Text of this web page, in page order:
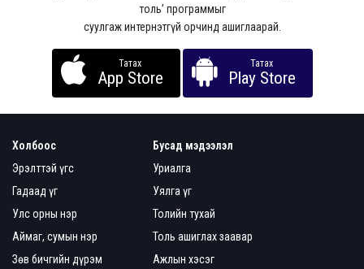
толь’ программыг
суулгаж интернэтгүй орчинд ашиглаарай.
Татах
App Store
Татах
Play Store
Холбоос
Эрэлттэй үгс
Гадаад үг
Улс орны нэр
Аймаг, сумын нэр
Зөв бичгийн дүрэм
Бусад мэдээлэл
Уриалга
Уялга үг
Толийн тухай
Толь ашиглах заавар
Ажлын хэсэг